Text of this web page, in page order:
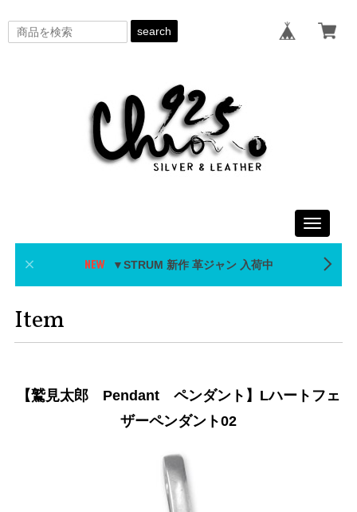
search
Toggle
▼STRUM 新作 革ジャン 入荷中
Item
【鷲見太郎 Pendant ペンダント】Lハートフェ
ザーペンダント02